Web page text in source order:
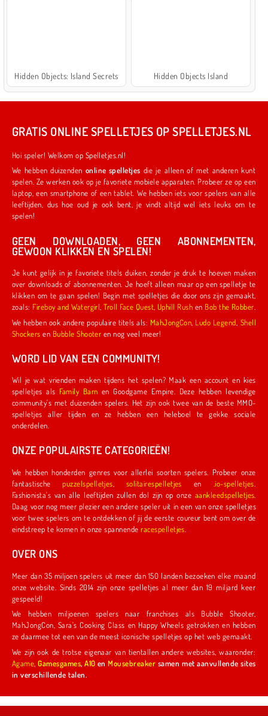
Hidden Objects: Island Secrets Hidden Objects Island
GRATIS ONLINE SPELLETJES OP SPELLETJES.NL
Hoi speler! Welkom op Spelletjes.nl!
We hebben duizenden online spelletjes die je alleen of met anderen kunt
spelen. Ze werken ook op je favoriete mobiele apparaten. Probeer ze op een
laptop, een smartphone of een tablet. We hebben iets voor spelers van alle
leeftijden, dus hoe oud je ook bent, je vindt altijd wel iets leuks om te
spelen!
GEEN DOWNLOADEN, GEEN ABONNEMENTEN,
GEWOON KLIKKEN EN SPELEN!
Je kunt gelijk in je favoriete titels duiken, zonder je druk te hoeven maken
over downloads of abonnementen. Je hoeft alleen maar op een spelletje te
klikken om te gaan spelen! Begin met spelletjes die door ons zijn gemaakt,
zoals:
Fireboy and Watergirl ,Troll Face Quest Uphill Rush en Bob the Robber
We hebben ook andere populaire titels als: MahJongCon Ludo Legend Shell
Shockers en Bubble Shooter en nog veel meer!
WORD LID VAN EEN COMMUNITY!
Wil je wat vrienden maken tijdens het spelen? Maak een account en kies
spelletjes als
Family Barn en Goodgame Empire. Deze hebben levendige
community's met duizenden spelers. Het zijn ook twee van de beste MMO-
spelletjes aller tijden en ze hebben een heleboel te gekke sociale
onderdelen.
ONZE POPULAIRSTE CATEGORIEËN!
We hebben honderden genres voor allerlei soorten spelers. Probeer onze
fantastischepuzzelspelletjes solitairespelletjes en .io-spelletjes
Fashionista's van alle leeftijden zullen dol zijn op onze aankleedspelletjes
Daag voor nog meer plezier een andere speler uit in een van onze spelletjes
voor twee spelers om te ontdekken of jij de eerste coureur bent om over de
eindstreep te komen in onze spannenderacespelletjes
OVER ONS
Meer dan 35 miljoen spelers uit meer dan 150 landen bezoeken elke maand
onze website. Sinds 2014 zijn onze spelletjes al meer dan 19 miljard keer
gespeeld!
We hebben miljoenen spelers naar franchises als Bubble Shooter,
MahJongCon, Sara's Cooking Class en Happy Wheels getrokken en hebben
ze daarmee tot een van de meest iconische spelletjes op het web gemaakt.
We zijn ook de trotse eigenaar van tientallen andere websites, waaronder:
Agame ,Gamesgames,A10 enMousebreaker samen met aanvullende sites
in verschillende talen.